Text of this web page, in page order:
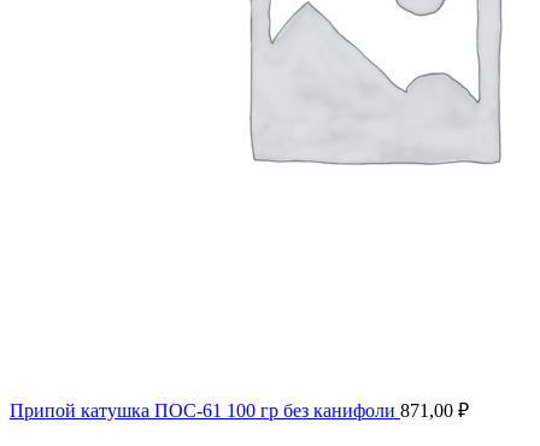
Припой катушка ПОС-61 100 гр без канифоли 871,00 ₽